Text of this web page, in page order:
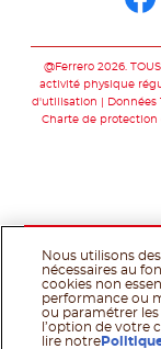
@Ferrero 2026.
activité physique
d'utilisation
Données
Charte de protection
Nous utilisons
nécessaires au
cookies non
performance ou
ou paramétrer
l’option de votre
lire notre